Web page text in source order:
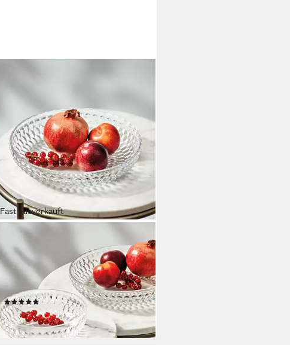
Fast ausverkauft
Servierschüssel Boston Schale flach,
24 cm Ø, klar, Glas, (1-tlg),
Kristallglas, spülmaschinenfest, Made
in Germany
(1)
ab 35,94 €
lieferbar - in 2-3 Werktagen bei dir